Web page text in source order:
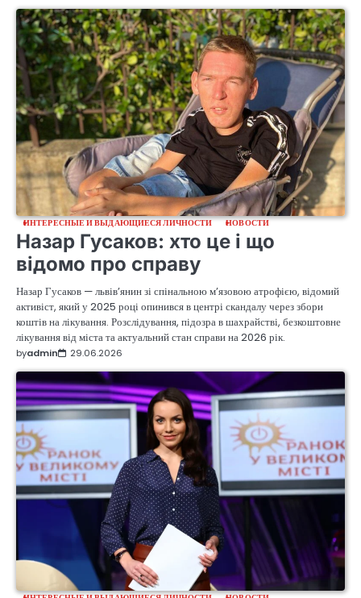
ИНТЕРЕСНЫЕ И ВЫДАЮЩИЕСЯ ЛИЧНОСТИ НОВОСТИ
Назар Гусаков: хто це і що
відомо про справу
Назар Гусаков — львів’янин зі спінальною м’язовою атрофією, відомий
активіст, який у 2025 році опинився в центрі скандалу через збори
коштів на лікування. Розслідування, підозра в шахрайстві, безкоштовне
лікування від міста та актуальний стан справи на 2026 рік.
byadmin 29.06.2026